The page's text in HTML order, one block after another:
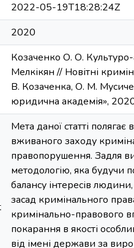
2022-05-19T18:28:24Z
2020
Козаченко О. О. Культуро-
Мелкікян // Новітні
В. Козаченка, О. М.
юридична академія»,
Мета даної статті
вживаного заходу
правопорушення. Задля
методологію, яка будучи
балансу інтересів
засад кримінального
кримінально-правового
покарання в якості
від імені держави за